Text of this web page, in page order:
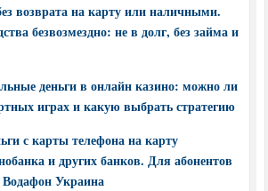
возврата на карту или наличными.
безвозмездно: не в долг, без займа и
деньги в онлайн казино: можно ли
играх и какую выбрать стратегию
с карты телефона на карту
и других банков. Для абонентов
Украина